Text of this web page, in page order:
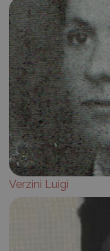
Verzini Luigi